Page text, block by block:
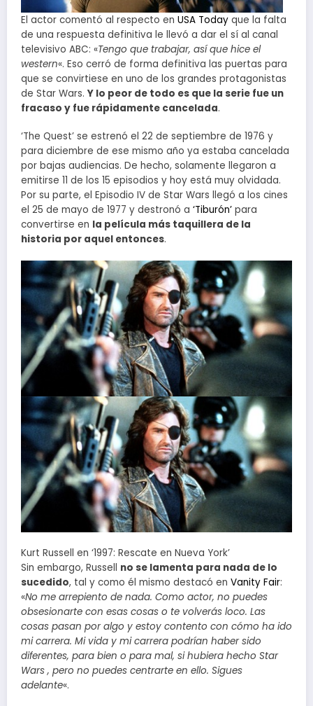
El actor comentó al respecto en USA Today que la falta
de una respuesta definitiva le llevó a dar el sí al canal
televisivo ABC: «Tengo que trabajar, así que hice el
western«. Eso cerró de forma definitiva las puertas para
que se convirtiese en uno de los grandes protagonistas
de Star Wars. Y lo peor de todo es que la serie fue un
fracaso y fue rápidamente cancelada.
‘The Quest’ se estrenó el 22 de septiembre de 1976 y
para diciembre de ese mismo año ya estaba cancelada
por bajas audiencias. De hecho, solamente llegaron a
emitirse 11 de los 15 episodios y hoy está muy olvidada.
Por su parte, el Episodio IV de Star Wars llegó a los cines
el 25 de mayo de 1977 y destronó a ‘Tiburón’ para
convertirse en la película más taquillera de la
historia por aquel entonces.
Kurt Russell en ‘1997: Rescate en Nueva York’
Sin embargo, Russell no se lamenta para nada de lo
sucedido, tal y como él mismo destacó en Vanity Fair:
«No me arrepiento de nada. Como actor, no puedes
obsesionarte con esas cosas o te volverás loco. Las
cosas pasan por algo y estoy contento con cómo ha ido
mi carrera. Mi vida y mi carrera podrían haber sido
diferentes, para bien o para mal, si hubiera hecho Star
Wars , pero no puedes centrarte en ello. Sigues
adelante«.